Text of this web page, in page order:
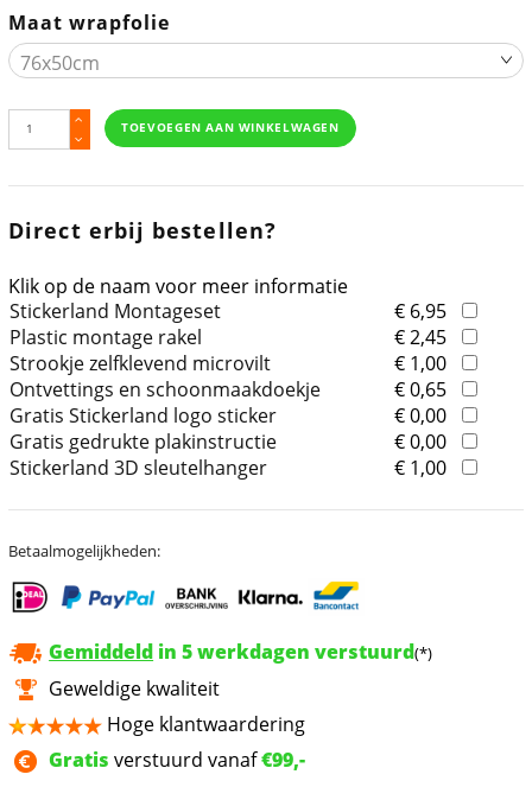
Maat wrapfolie
TOEVOEGEN AAN WINKELWAGEN
Direct erbij bestellen?
Klik op de naam voor meer informatie
Stickerland Montageset
€ 6,95
Plastic montage rakel
€ 2,45
Strookje zelfklevend microvilt
€ 1,00
Ontvettings en schoonmaakdoekje
€ 0,65
Gratis Stickerland logo sticker
€ 0,00
Gratis gedrukte plakinstructie
€ 0,00
Stickerland 3D sleutelhanger
€ 1,00
Betaalmogelijkheden:
Gemiddeld in 5 werkdagen verstuurd(*)
Geweldige kwaliteit
Hoge klantwaardering
Gratis verstuurd vanaf€99,-